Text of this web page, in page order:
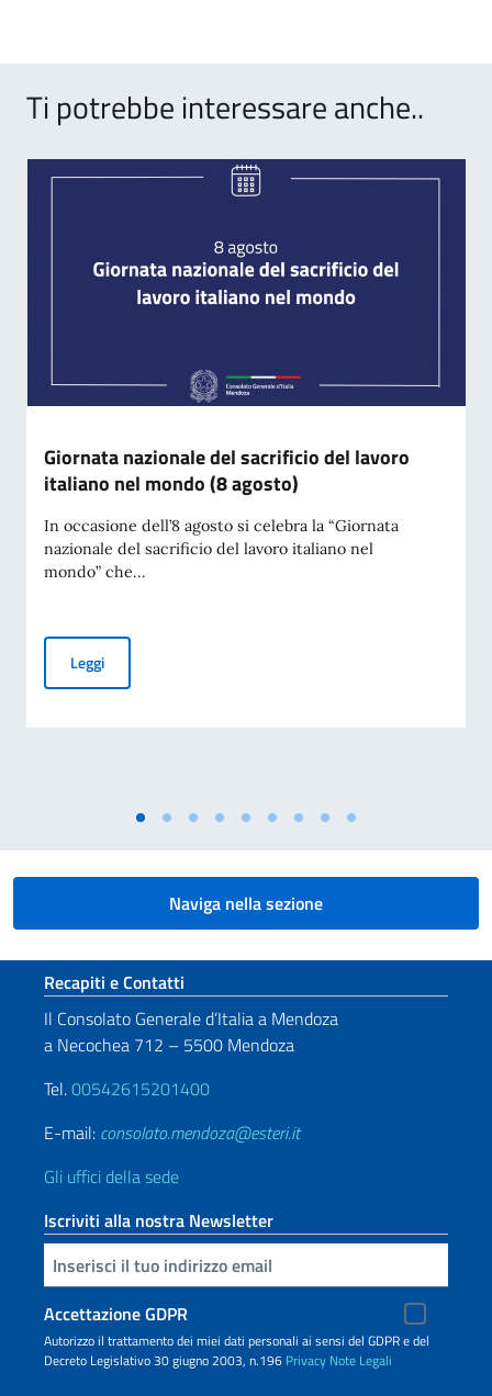
Ti potrebbe interessare anche..
Giornata nazionale del sacrificio del lavoro
italiano nel mondo (8 agosto)
In occasione dell’8 agosto si celebra la “Giornata
nazionale del sacrificio del lavoro italiano nel
mondo” che...
LeggiGiornata nazionale del sacrificio del lavoro italiano nel
Naviga nella sezione
Sezione footer
Recapiti e Contatti
Il Consolato Generale d’Italia a Mendoza
a Necochea 712 – 5500 Mendoza
Tel.00542615201400
E-mail: consolato.mendoza@esteri.it
Gli uffici della sede
Iscriviti alla nostra Newsletter
Inserisci la tua email
Accettazione GDPR
Autorizzo il trattamento dei miei dati personali ai sensi del GDPR e del
Decreto Legislativo 30 giugno 2003, n.196 Privacy Note Legali